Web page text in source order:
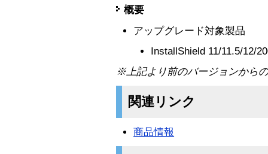
概要
アップグレード対象製品
InstallShield 11/11.5/12/
※上記より前のバージョンから
関連リンク
商品情報